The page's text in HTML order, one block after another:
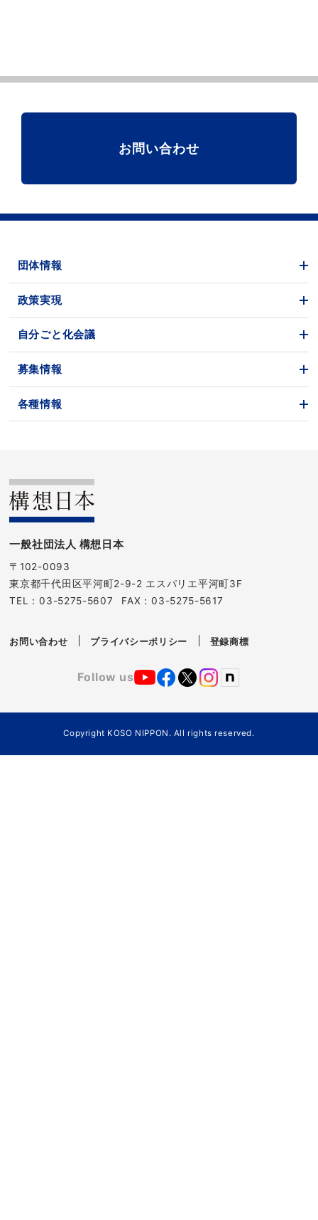
お問い合わせ
団体情報
政策実現
自分ごと化会議
募集情報
各種情報
一般社団法人 構想日本
〒102-0093
東京都千代田区平河町2-9-2 エスパリエ平河町3F
TEL：03-5275-5607 FAX：03-5275-5617
お問い合わせ プライバシーポリシー 登録商標
Follow us
Copyright KOSO NIPPON. All rights reserved.